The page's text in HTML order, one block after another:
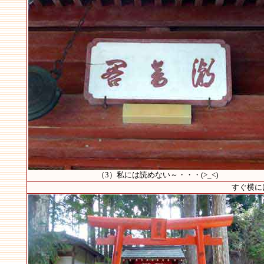
（3）私には読めない～・・・(>_<)
すぐ横